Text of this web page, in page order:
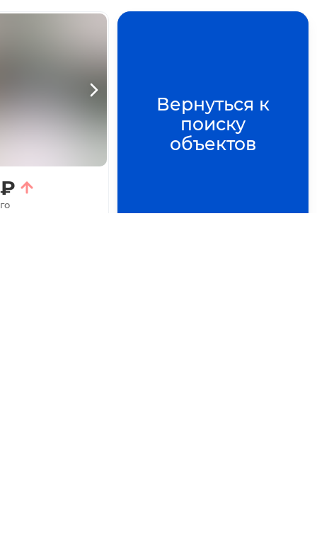
Нажмите для просмотра
₽
Вернуться к
поиску
объектов